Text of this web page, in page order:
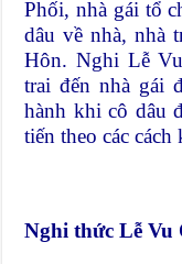
Phối, nhà gái tổ
dâu về nhà, nhà
Hôn. Nghi Lễ
trai đến nhà gái
hành khi cô dâu
tiến theo các
Nghi thức Lễ Vu